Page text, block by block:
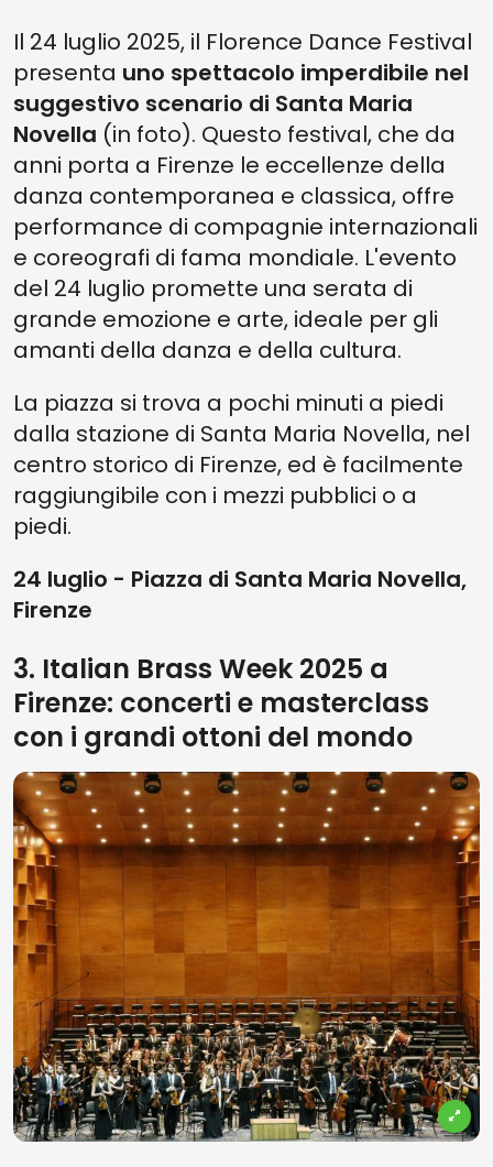
Il 24 luglio 2025, il Florence Dance Festival
presenta uno spettacolo imperdibile nel
suggestivo scenario di Santa Maria
Novella (in foto). Questo festival, che da
anni porta a Firenze le eccellenze della
danza contemporanea e classica, offre
performance di compagnie internazionali
e coreografi di fama mondiale. L'evento
del 24 luglio promette una serata di
grande emozione e arte, ideale per gli
amanti della danza e della cultura.
La piazza si trova a pochi minuti a piedi
dalla stazione di Santa Maria Novella, nel
centro storico di Firenze, ed è facilmente
raggiungibile con i mezzi pubblici o a
piedi.
24 luglio - Piazza di Santa Maria Novella,
Firenze
3. Italian Brass Week 2025 a
Firenze: concerti e masterclass
con i grandi ottoni del mondo